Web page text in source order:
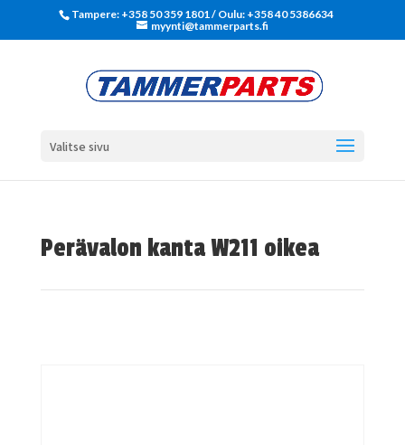
Tampere: +358 50 359 1801‬ / Oulu: +358 40 5386634
myynti@tammerparts.fi
Valitse sivu
Perävalon kanta W211 oikea